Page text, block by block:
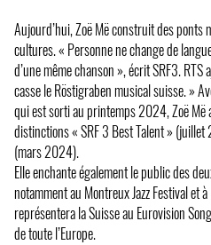
Aujourd’hui, Zoë Më construit des ponts
cultures. « Personne ne change de
d’une même chanson », écrit SRF3.
casse le Röstigraben musical suisse. »
qui est sorti au printemps 2024, Zoë Më
distinctions « SRF 3 Best Talent »
(mars 2024).
Elle enchante également le public des
notamment au Montreux Jazz Festival et
représentera la Suisse au Eurovision
de toute l’Europe.